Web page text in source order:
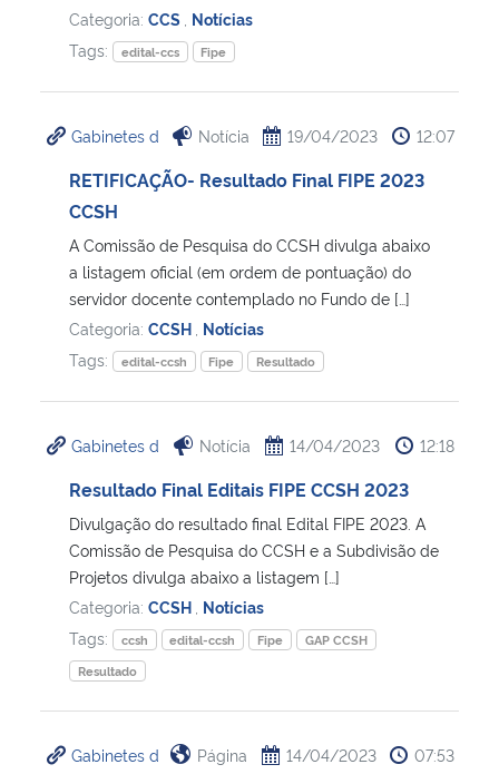
Secretaria-Geral
Gabinete de Segurança Institucional
Advocacia-Geral da União
Banco Central do Brasil
Categoria: CCS Notícias
Tags:
edital-ccs Fipe
Gabinetes d Notícia 19/04/2023 12:07
RETIFICAÇÃO- Resultado Final FIPE 2023
CCSH
A Comissão de Pesquisa do CCSH divulga abaixo
a listagem oficial (em ordem de pontuação) do
servidor docente contemplado no Fundo de […]
Categoria: CCSH Notícias
Tags:
edital-ccsh Fipe Resultado
Gabinetes d Notícia 14/04/2023 12:18
Resultado Final Editais FIPE CCSH 2023
Divulgação do resultado final Edital FIPE 2023. A
Comissão de Pesquisa do CCSH e a Subdivisão de
Projetos divulga abaixo a listagem […]
Categoria: CCSH Notícias
Tags:
ccsh edital-ccsh Fipe
GAP CCSH
Resultado
Gabinetes d Página 14/04/2023 07:53